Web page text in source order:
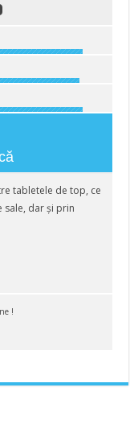
tabletele de top, ce
dar și prin
!